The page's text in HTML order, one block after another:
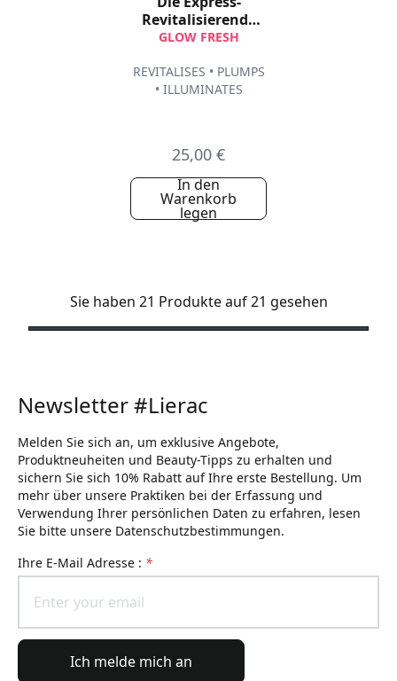
Revitalisierende
Maske
GLOW FRESH
REVITALISES • PLUMPS
• ILLUMINATES
25,00 €
In den
Warenkorb
legen
Sie haben 21 Produkte auf 21 gesehen
Newsletter #Lierac
Melden Sie sich an, um exklusive Angebote,
Produktneuheiten und Beauty-Tipps zu erhalten und
sichern Sie sich 10% Rabatt auf Ihre erste Bestellung. Um
mehr über unsere Praktiken bei der Erfassung und
Verwendung Ihrer persönlichen Daten zu erfahren, lesen
Sie bitte unsere Datenschutzbestimmungen.
Ihre E-Mail Adresse : *
Ich melde mich an